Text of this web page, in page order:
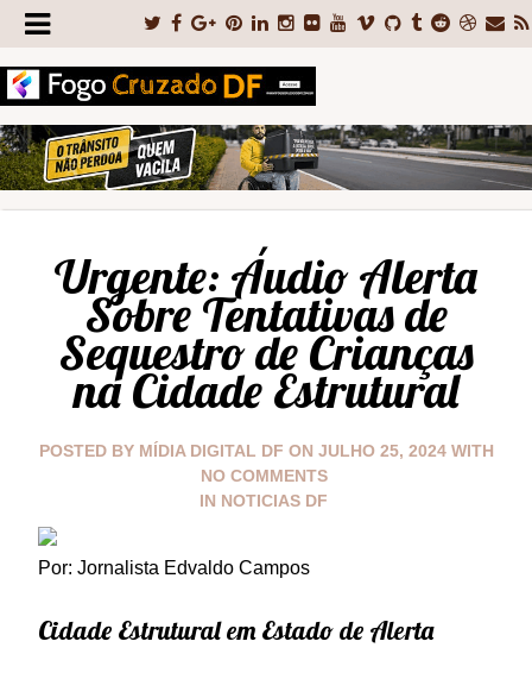
Urgente: Áudio Alerta
Sobre Tentativas de
Sequestro de Crianças
na Cidade Estrutural
POSTED BY MÍDIA DIGITAL DF ON JULHO 25, 2024WITH
NO COMMENTS
IN NOTICIAS DF
Por: Jornalista Edvaldo Campos
Cidade Estrutural em Estado de Alerta